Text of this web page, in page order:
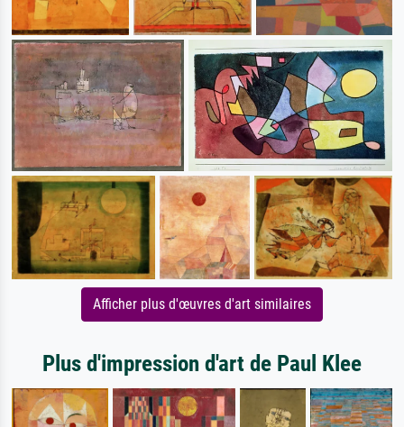
Afficher plus d'œuvres d'art similaires
Plus d'impression d'art de Paul Klee